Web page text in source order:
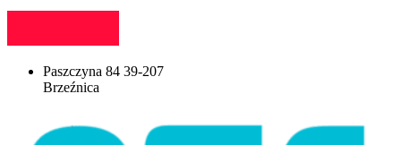
Paszczyna 84 39-207
Brzeźnica